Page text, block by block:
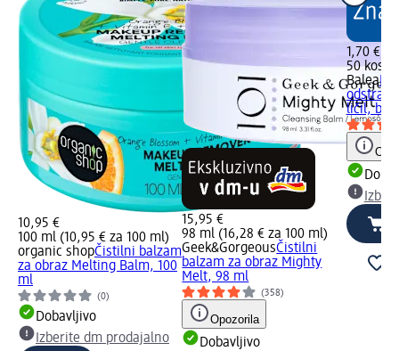
10,95 €
100 ml (10,95 € za 100 ml)
organic shopČistilni balzam
za obraz Melting Balm, 100
ml
(0)
Dobavljivo
Izberite dm prodajalno
15,95 €
98 ml (16,28 € za 100 ml)
Geek&GorgeousČistilni
balzam za obraz Mighty
Melt, 98 ml
(358)
Opozorila
Dobavljivo
1,70 €
50 kos
Balea
ličil,